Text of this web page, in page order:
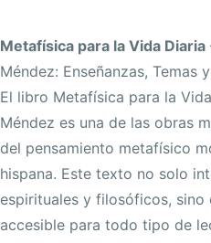
Metafísica para la Vida Diaria
Méndez: Enseñanzas, Temas
El libro Metafísica para la
Méndez es una de las obras
del pensamiento metafísico
hispana. Este texto no solo
espirituales y filosóficos, sino
accesible para todo tipo de